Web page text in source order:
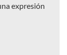
expresión